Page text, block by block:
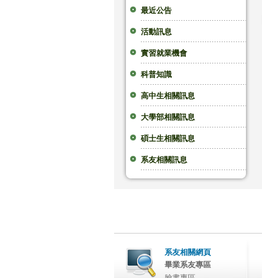
最近公告
活動訊息
實習就業機會
科普知識
高中生相關訊息
大學部相關訊息
碩士生相關訊息
系友相關訊息
系友相關網頁
畢業系友專區